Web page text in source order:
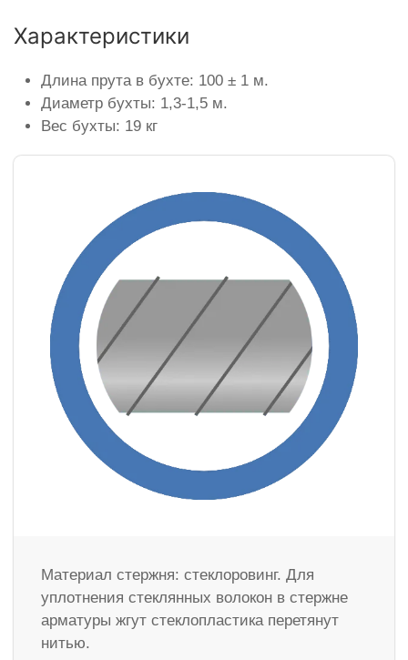
Характеристики
Длина прута в бухте: 100 ± 1 м.
Диаметр бухты: 1,3-1,5 м.
Вес бухты: 19 кг
Материал стержня: стеклоровинг. Для
уплотнения стеклянных волокон в стержне
арматуры жгут стеклопластика перетянут
нитью.